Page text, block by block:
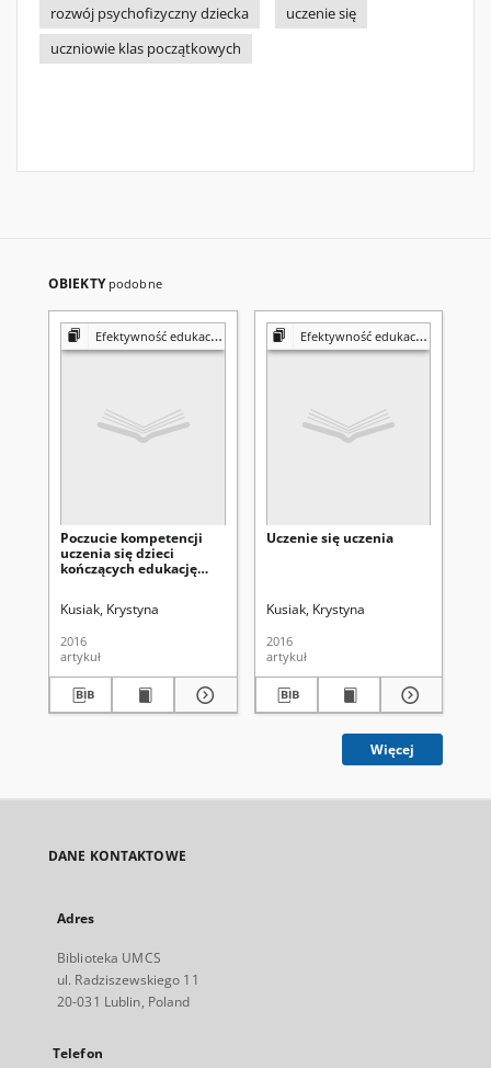
rozwój psychofizyczny dziecka
uczenie się
uczniowie klas początkowych
OBIEKTY podobne
Efektywność edukacji wczesnoszkolnej : wybrane aspekty
Poczucie kompetencji
uczenia się dzieci
kończących edukację
Kusiak, Krystyna
2016
artykuł
Efektywność edukacji wczesnoszkolnej : wybrane aspekty
Uczenie się uczenia
Kusiak, Krystyna
2016
artykuł
Więcej
DANE KONTAKTOWE
Adres
Biblioteka UMCS
ul. Radziszewskiego 11
20-031 Lublin, Poland
Telefon